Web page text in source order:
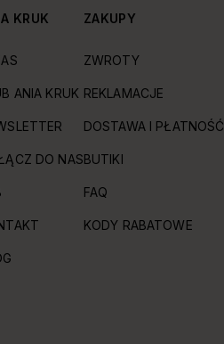
KRUK
ANIA KRUK
DO NAS
ZAKUPY
ZWROTY
REKLAMACJE
DOSTAWA I PŁATNOŚĆ
BUTIKI
FAQ
KODY RABATOWE